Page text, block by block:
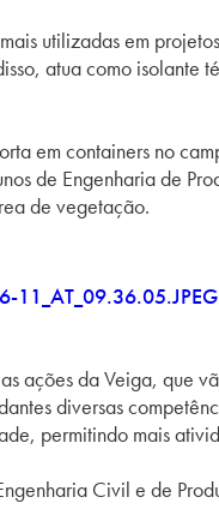
utilizadas em
atua como isolante
em containers no
de Engenharia de
de vegetação.
11_AT_09.36.05.JPEG
ações da Veiga, que
diversas
permitindo mais
Civil e de